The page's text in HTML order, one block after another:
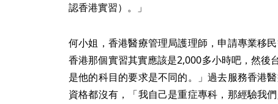
認香港實習）。」
何小姐，香港醫療管理局護理師，申請專業移
香港那個實習其實應該是2,000多小時吧，然後
是他的科目的要求是不同的。」過去服務香港
資格都沒有，「我自己是重症專科，那經驗我